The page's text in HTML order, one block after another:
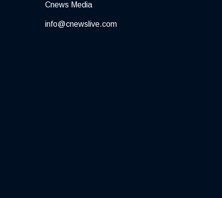
Cnews Media
info@cnewslive.com